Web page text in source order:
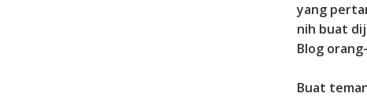
yang
nih buat
Blog
Buat